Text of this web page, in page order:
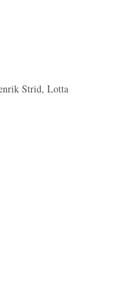
Strid, Lotta